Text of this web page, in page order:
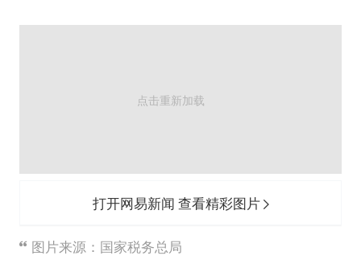
打开网易新闻 查看精彩图片
图片来源：国家税务总局